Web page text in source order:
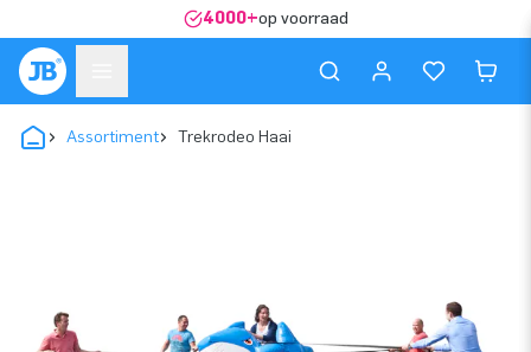
4000+op voorraad
Assortiment Trekrodeo Haai